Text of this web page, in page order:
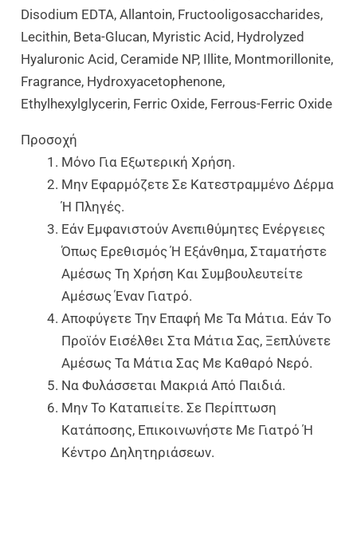
Disodium EDTA, Allantoin, Fructooligosaccharides,
Lecithin, Beta-Glucan, Myristic Acid, Hydrolyzed
Hyaluronic Acid, Ceramide NP, Illite, Montmorillonite,
Fragrance, Hydroxyacetophenone,
Ethylhexylglycerin, Ferric Oxide, Ferrous-Ferric Oxide
Προσοχή
Μόνο Για Εξωτερική Χρήση.
Μην Εφαρμόζετε Σε Κατεστραμμένο Δέρμα
Ή Πληγές.
Εάν Εμφανιστούν Ανεπιθύμητες Ενέργειες
Όπως Ερεθισμός Ή Εξάνθημα, Σταματήστε
Αμέσως Τη Χρήση Και Συμβουλευτείτε
Αμέσως Έναν Γιατρό.
Αποφύγετε Την Επαφή Με Τα Μάτια. Εάν Το
Προϊόν Εισέλθει Στα Μάτια Σας, Ξεπλύνετε
Αμέσως Τα Μάτια Σας Με Καθαρό Νερό.
Να Φυλάσσεται Μακριά Από Παιδιά.
Μην Το Καταπιείτε. Σε Περίπτωση
Κατάποσης, Επικοινωνήστε Με Γιατρό Ή
Κέντρο Δηλητηριάσεων.